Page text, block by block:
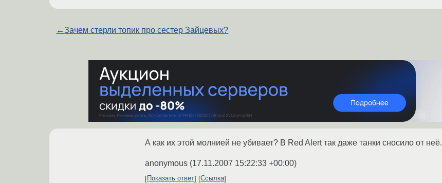
←Зачем стерли топик про сестер Зайцевых?
А как их этой молнией не убивает? В Red Alert так даже танки сносило от неё.
anonymous (17.11.2007 15:22:33 +00:00)
Показать ответ Ссылка